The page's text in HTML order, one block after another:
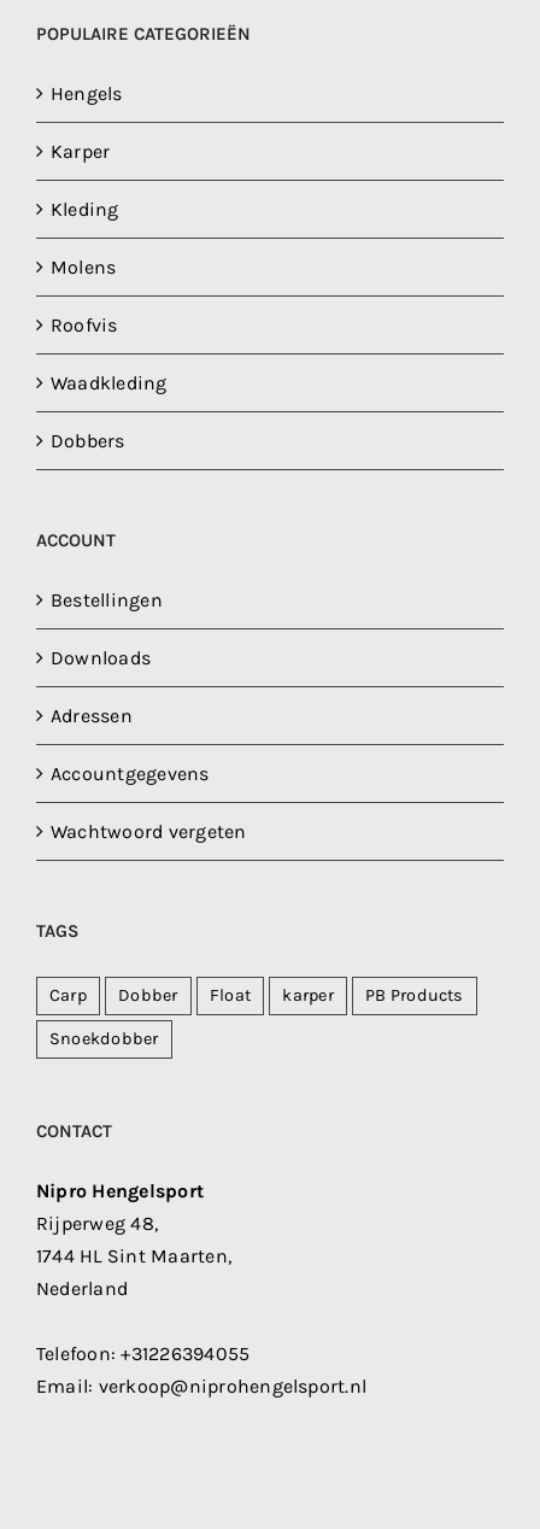
POPULAIRE CATEGORIEËN
Hengels
Karper
Kleding
Molens
Roofvis
Waadkleding
Dobbers
ACCOUNT
Bestellingen
Downloads
Adressen
Accountgegevens
Wachtwoord vergeten
TAGS
Carp Dobber Float karper PB Products
Snoekdobber
CONTACT
Nipro Hengelsport
Rijperweg 48,
1744 HL Sint Maarten,
Nederland
Telefoon:+31226394055
Email: verkoop@niprohengelsport.nl